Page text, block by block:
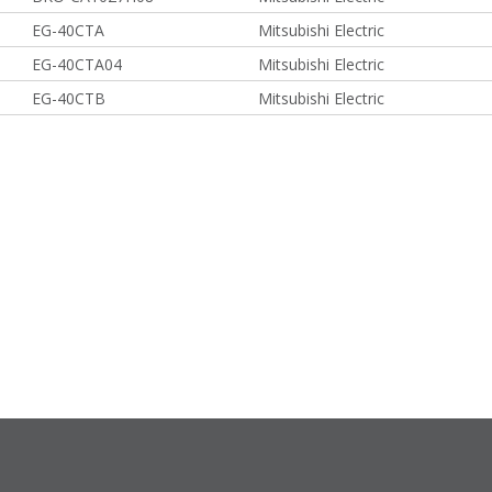
EG-40CTA Mitsubishi Electric
EG-40CTA04 Mitsubishi Electric
EG-40CTB Mitsubishi Electric